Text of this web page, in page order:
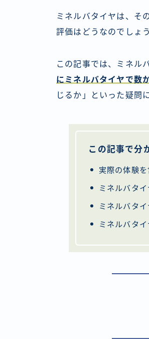
ミネルバタイヤは、そ
評価はどうなのでしょ
この記事では、ミネル
にミネルバタイヤで数
じるか」といった疑問
この記事で分
実際の体験
ミネルバタ
ミネルバタ
ミネルバタ